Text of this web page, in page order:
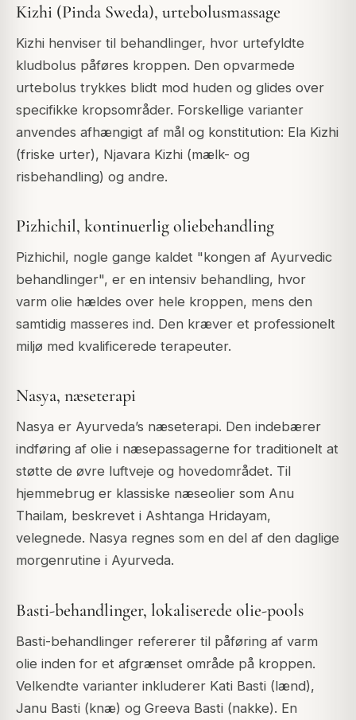
Kizhi (Pinda Sweda), urtebolusmassage
Kizhi henviser til behandlinger, hvor urtefyldte
kludbolus påføres kroppen. Den opvarmede
urtebolus trykkes blidt mod huden og glides over
specifikke kropsområder. Forskellige varianter
anvendes afhængigt af mål og konstitution: Ela Kizhi
(friske urter), Njavara Kizhi (mælk- og
risbehandling) og andre.
Pizhichil, kontinuerlig oliebehandling
Pizhichil, nogle gange kaldet "kongen af Ayurvedic
behandlinger", er en intensiv behandling, hvor
varm olie hældes over hele kroppen, mens den
samtidig masseres ind. Den kræver et professionelt
miljø med kvalificerede terapeuter.
Nasya, næseterapi
Nasya er Ayurveda’s næseterapi. Den indebærer
indføring af olie i næsepassagerne for traditionelt at
støtte de øvre luftveje og hovedområdet. Til
hjemmebrug er klassiske næseolier som Anu
Thailam, beskrevet i Ashtanga Hridayam,
velegnede. Nasya regnes som en del af den daglige
morgenrutine i Ayurveda.
Basti-behandlinger, lokaliserede olie-pools
Basti-behandlinger refererer til påføring af varm
olie inden for et afgrænset område på kroppen.
Velkendte varianter inkluderer Kati Basti (lænd),
Janu Basti (knæ) og Greeva Basti (nakke). En